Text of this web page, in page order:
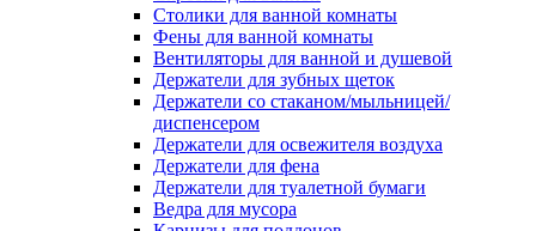
Столики для ванной комнаты
Фены для ванной комнаты
Вентиляторы для ванной и душевой
Держатели для зубных щеток
Держатели со стаканом/мыльницей/
диспенсером
Держатели для освежителя воздуха
Держатели для фена
Держатели для туалетной бумаги
Ведра для мусора